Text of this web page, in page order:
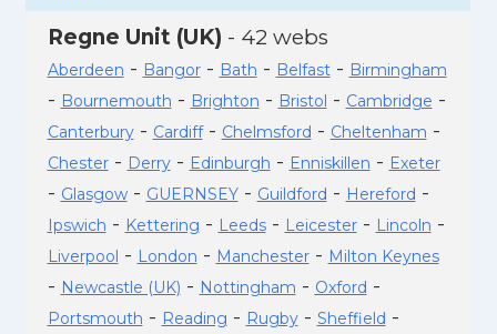
Regne Unit (UK) - 42 webs
Aberdeen - Bangor- Bath - Belfast- Birmingham
- Bournemouth - Brighton - Bristol - Cambridge -
Canterbury- Cardiff- Chelmsford - Cheltenham -
Chester- Derry- Edinburgh - Enniskillen - Exeter
- Glasgow- GUERNSEY- Guildford - Hereford -
Ipswich - Kettering - Leeds- Leicester- Lincoln -
Liverpool - London - Manchester- Milton Keynes
- Newcastle (UK) - Nottingham - Oxford -
Portsmouth - Reading - Rugby- Sheffield -